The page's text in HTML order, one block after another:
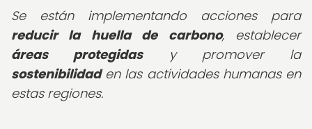
Se están implementando acciones para
reducir la huella de carbono, establecer
áreas protegidasy promover la
sostenibilidaden las actividades humanas en
estas regiones.